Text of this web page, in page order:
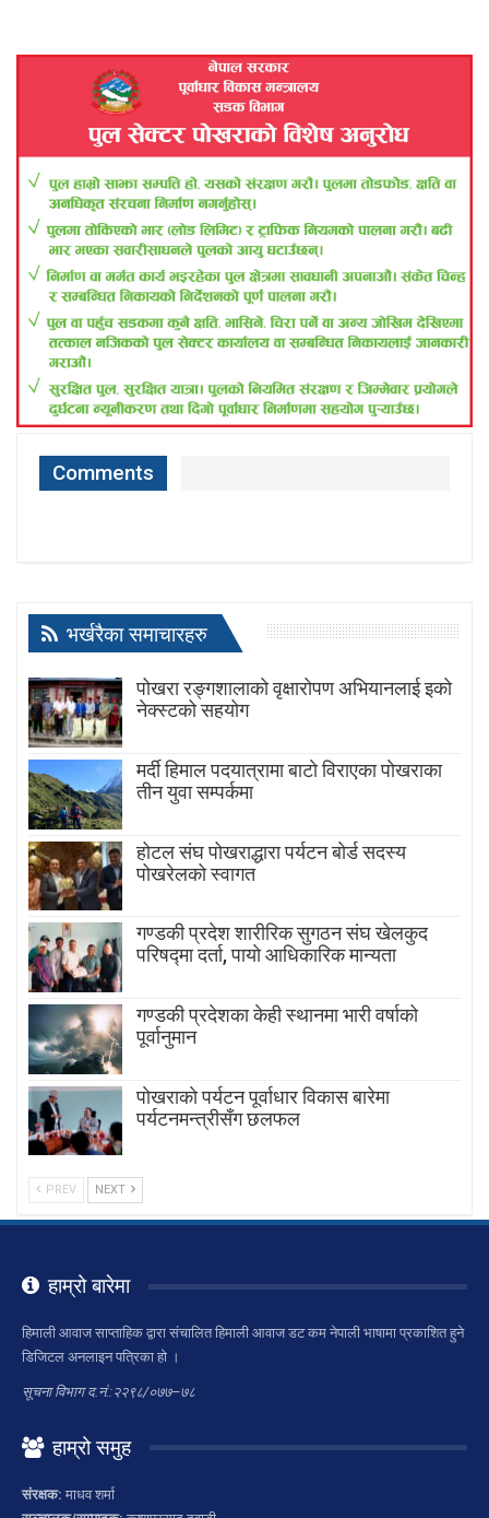
Comments
भर्खरैका समाचारहरु
पोखरा रङ्गशालाको वृक्षारोपण अभियानलाई इको
नेक्स्टको सहयोग
मर्दी हिमाल पदयात्रामा बाटाे विराएका पाेखराका
तीन युवा सम्पर्कमा
होटल संघ पोखराद्धारा पर्यटन बोर्ड सदस्य
पोखरेलको स्वागत
गण्डकी प्रदेश शारीरिक सुगठन संघ खेलकुद
परिषद्मा दर्ता, पायाे आधिकारिक मान्यता
गण्डकी प्रदेशका केही स्थानमा भारी वर्षाको
पूर्वानुमान
पाेखराकाे पर्यटन पूर्वाधार विकास बारेमा
पर्यटनमन्त्रीसँग छलफल
PREV NEXT
हाम्रो बारेमा
हिमाली आवाज साप्ताहिक द्वारा संचालित हिमाली आवाज डट कम नेपाली भाषामा प्रकाशित हुने
डिजिटल अनलाइन पत्रिका हो ।
सूचना विभाग द.नं.:२२९८/०७७–७८
हाम्रो समुह
संरक्षक: माधव शर्मा